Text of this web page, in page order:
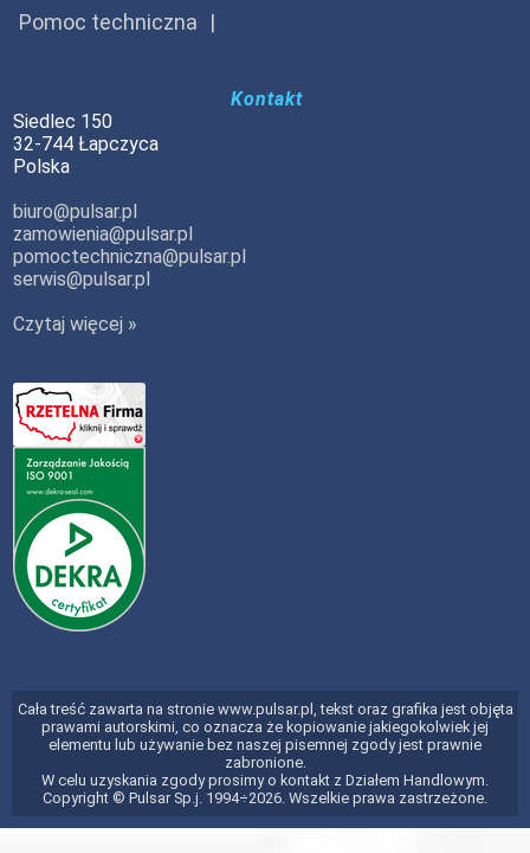
Pomoc techniczna
Kontakt
Siedlec 150
32-744 Łapczyca
Polska
biuro@pulsar.pl
zamowienia@pulsar.pl
pomoctechniczna@pulsar.pl
serwis@pulsar.pl
Czytaj więcej »
Cała treść zawarta na stronie www.pulsar.pl, tekst oraz grafika jest objęta
prawami autorskimi, co oznacza że kopiowanie jakiegokolwiek jej
elementu lub używanie bez naszej pisemnej zgody jest prawnie
zabronione.
W celu uzyskania zgody prosimy o kontakt z Działem Handlowym.
Copyright © Pulsar Sp.j. 1994÷2026. Wszelkie prawa zastrzeżone.